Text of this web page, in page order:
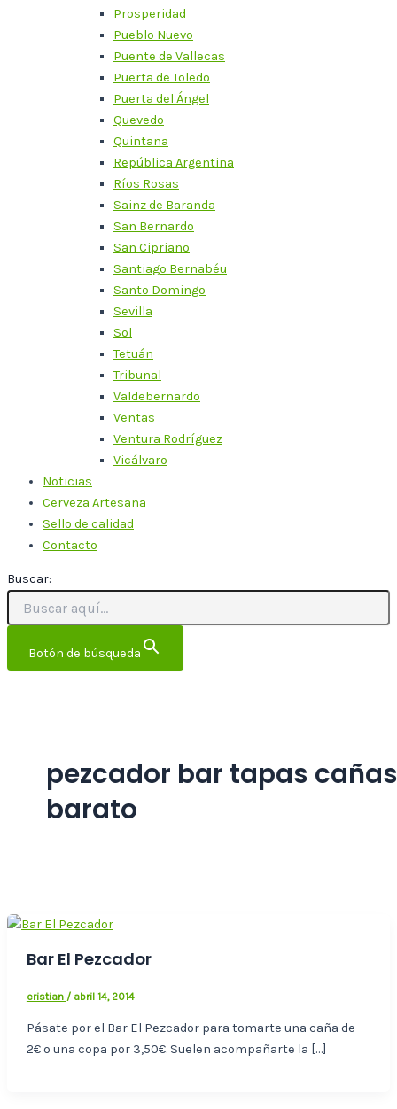
Prosperidad
Pueblo Nuevo
Puente de Vallecas
Puerta de Toledo
Puerta del Ángel
Quevedo
Quintana
República Argentina
Ríos Rosas
Sainz de Baranda
San Bernardo
San Cipriano
Santiago Bernabéu
Santo Domingo
Sevilla
Sol
Tetuán
Tribunal
Valdebernardo
Ventas
Ventura Rodríguez
Vicálvaro
Noticias
Cerveza Artesana
Sello de calidad
Contacto
Buscar:
Botón de búsqueda
pezcador bar tapas cañas
barato
Bar El Pezcador
cristian / abril 14, 2014
Pásate por el Bar El Pezcador para tomarte una caña de
2€ o una copa por 3,50€. Suelen acompañarte la […]